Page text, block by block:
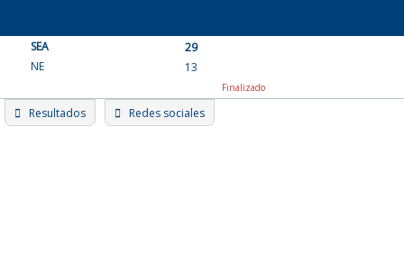
content
SEA
29
NE
13
Finalizado
Resultados Redes sociales